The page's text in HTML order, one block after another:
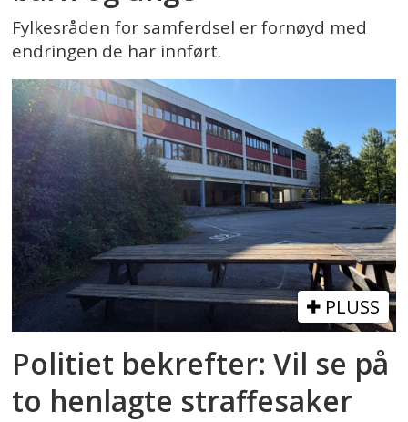
Fylkesråden for samferdsel er fornøyd med
endringen de har innført.
PLUSS
Politiet bekrefter: Vil se på
to henlagte straffesaker